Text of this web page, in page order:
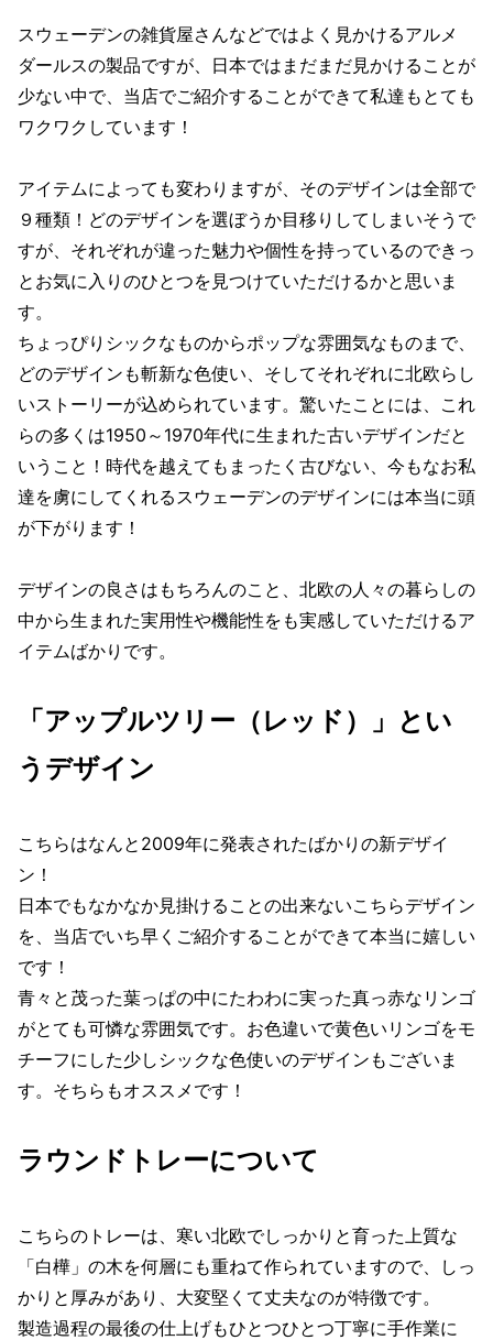
スウェーデンの雑貨屋さんなどではよく見かけるアルメ
ダールスの製品ですが、日本ではまだまだ見かけることが
少ない中で、当店でご紹介することができて私達もとても
ワクワクしています！
アイテムによっても変わりますが、そのデザインは全部で
９種類！どのデザインを選ぼうか目移りしてしまいそうで
すが、それぞれが違った魅力や個性を持っているのできっ
とお気に入りのひとつを見つけていただけるかと思いま
す。
ちょっぴりシックなものからポップな雰囲気なものまで、
どのデザインも斬新な色使い、そしてそれぞれに北欧らし
いストーリーが込められています。驚いたことには、これ
らの多くは1950～1970年代に生まれた古いデザインだと
いうこと！時代を越えてもまったく古びない、今もなお私
達を虜にしてくれるスウェーデンのデザインには本当に頭
が下がります！
デザインの良さはもちろんのこと、北欧の人々の暮らしの
中から生まれた実用性や機能性をも実感していただけるア
イテムばかりです。
「アップルツリー（レッド）」とい
うデザイン
こちらはなんと2009年に発表されたばかりの新デザイ
ン！
日本でもなかなか見掛けることの出来ないこちらデザイン
を、当店でいち早くご紹介することができて本当に嬉しい
です！
青々と茂った葉っぱの中にたわわに実った真っ赤なリンゴ
がとても可憐な雰囲気です。お色違いで黄色いリンゴをモ
チーフにした少しシックな色使いのデザインもございま
す。そちらもオススメです！
ラウンドトレーについて
こちらのトレーは、寒い北欧でしっかりと育った上質な
「白樺」の木を何層にも重ねて作られていますので、しっ
かりと厚みがあり、大変堅くて丈夫なのが特徴です。
製造過程の最後の仕上げもひとつひとつ丁寧に手作業に